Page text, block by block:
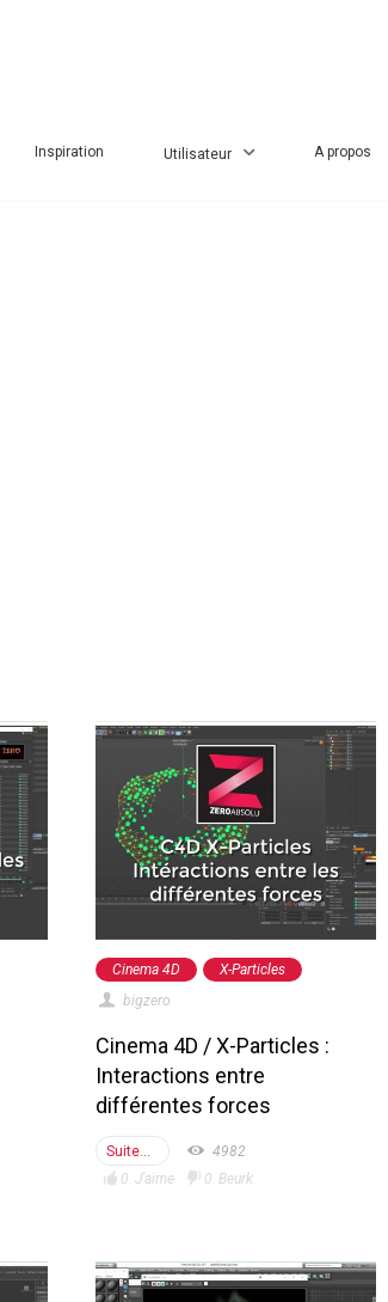
Inspiration Utilisateur A propos
Cinema 4D
X-Particles
bigzero
Cinema 4D / X-Particles :
Interactions entre
différentes forces
Suite...
4982
0 J'aime 0 Beurk